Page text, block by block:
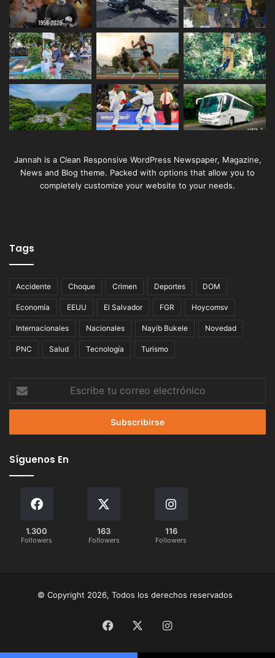
Jannah is a Clean Responsive WordPress Newspaper, Magazine,
News and Blog theme. Packed with options that allow you to
completely customize your website to your needs.
Tags
Accidente Choque Crimen Deportes DOM
Economía EEUU El Salvador FGR Hoycomsv
Internacionales Nacionales Nayib Bukele Novedad
PNC Salud Tecnología Turismo
correo
Síguenos En
1.300
Followers
163
Followers
116
Followers
© Copyright 2026, Todos los derechos reservados
Facebook Instagram